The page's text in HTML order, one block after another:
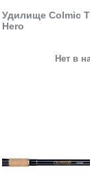
Удилище Colmic
Hero
Нет в